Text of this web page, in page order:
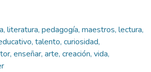
literatura, pedagogía, maestros, lectura,
talento, curiosidad,
enseñar, arte, creación, vida,